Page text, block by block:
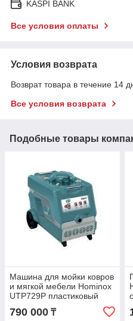
KASPI BANK
Все условия оплаты
Условия возврата
Возврат товара в течение 14
Все условия возврата
Подобные товары
Машина для мойки ковров
и мягкой мебели Hominox
UTP729P пластиковый
790 000 ₸